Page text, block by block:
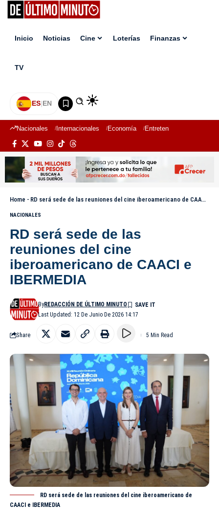
Inicio Noticias Cine Loterías Finanzas
TV
ES|EN
Nacionales Internacionales Economía Entretenimiento
Home - RD será sede de las reuniones del cine iberoamericano de CAACI e IBERMEDIA
NACIONALES
RD será sede de las
reuniones del cine
iberoamericano de CAACI e
IBERMEDIA
Last Updated: 12 De Junio De 2026 14:17
ByREDACCIÓN DE ÚLTIMO MINUTO
Share 5 Min Read
RD será sede de las reuniones del cine iberoamericano de
CAACI e IBERMEDIA